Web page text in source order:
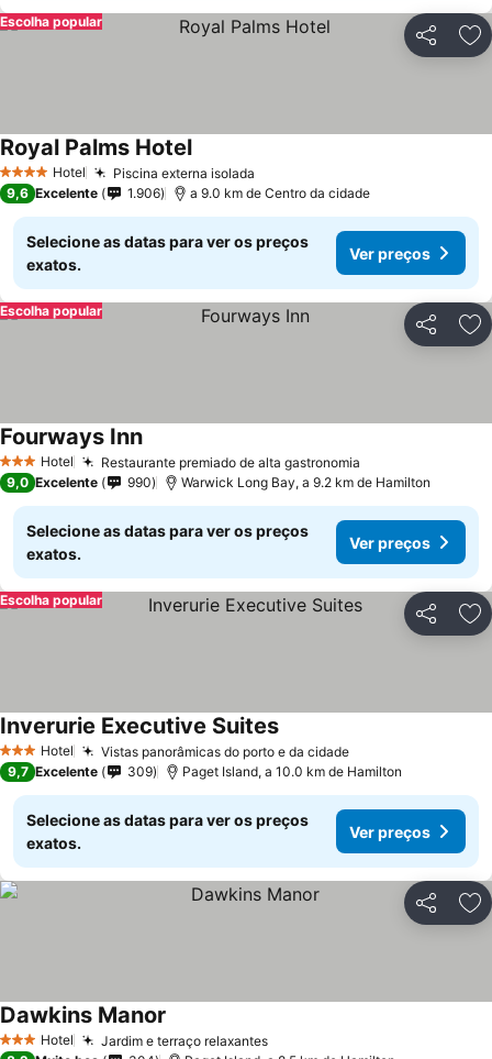
Partilhar
Escolha popular
4 EstrelasHotel Piscina externa isolada
Royal Palms HotelVer preços
9,6 Excelente 1.906 a 9.0 km de Centro da cidade
Selecione as datas para ver os preços
exatos.
Ver preços
Partilhar
Escolha popular
3 EstrelasHotel Restaurante premiado de alta gastronomia
Fourways InnVer preços
9,0 Excelente 990 Warwick Long Bay, a 9.2 km de Hamilton
Selecione as datas para ver os preços
exatos.
Ver preços
Partilhar
Escolha popular
3 EstrelasHotel Vistas panorâmicas do porto e da cidadeVer preços
Inverurie Executive SuitesVer preços
9,7 Excelente 309 Paget Island, a 10.0 km de Hamilton
Selecione as datas para ver os preços
exatos.
Ver preços
Partilhar
3 EstrelasHotel Jardim e terraço relaxantesVer preços
Dawkins Manor